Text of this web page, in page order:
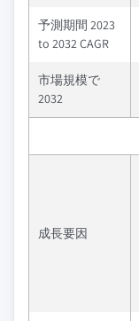
予測期間 2023
to 2032 CAGR
市場規模で
2032
成長要因